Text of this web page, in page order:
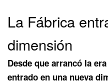
La Fábrica
dimensión
Desde que arrancó la
entrado en una nueva